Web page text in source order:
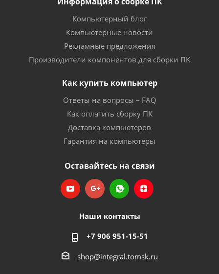
Компьютерный блог
Компьютерные новости
Рекламные предложения
Производители компонентов для сборки ПК
Как купить компьютер
Ответы на вопросы – FAQ
Как оплатить сборку ПК
Доставка компьютеров
Гарантия на компьютеры
Оставайтесь на связи
Наши контакты
+7 906 951-15-51
shop@integral.tomsk.ru